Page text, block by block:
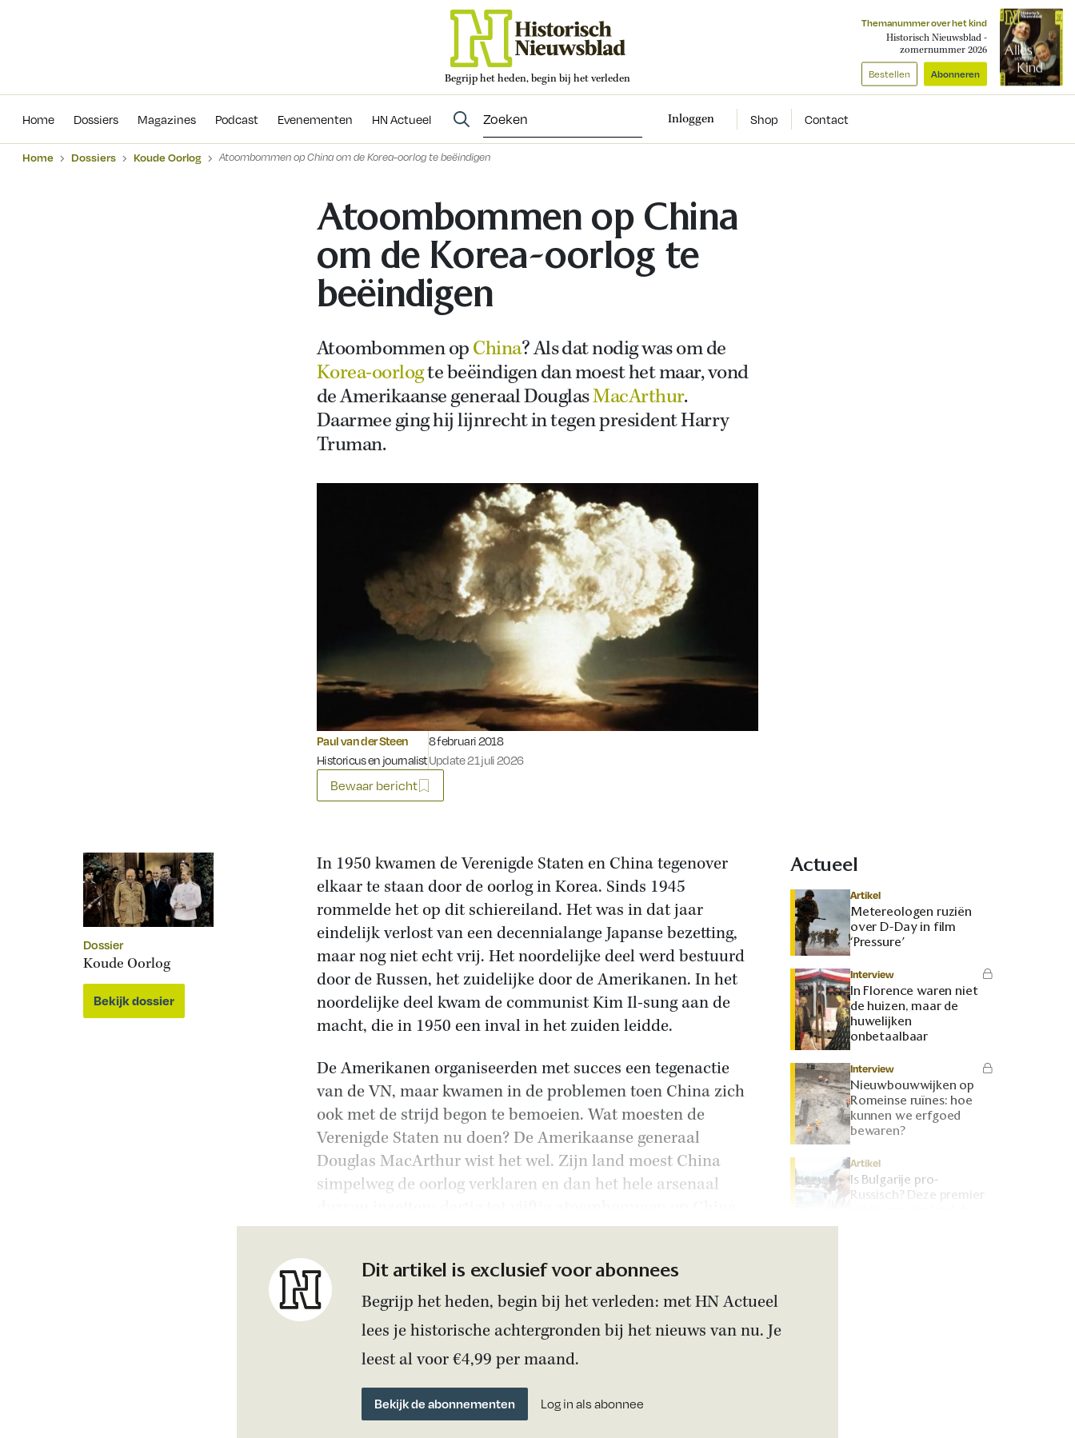
Begrijp het heden, begin bij het verleden
Themanummer over het kind
Historisch Nieuwsblad -
zomernummer 2026
Bestellen Abonneren
Home Dossiers Magazines Podcast Evenementen HN Actueel Inloggen Shop Contact
Evenementen
Home Dossiers Koude Oorlog Atoombommen op China om de Korea-oorlog te beëindigen
Atoombommen op China
om de Korea-oorlog te
beëindigen
Atoombommen opChina? Als dat nodig was om de
Korea-oorlogte beëindigen dan moest het maar, vond
de Amerikaanse generaal DouglasMacArthur.
Daarmee ging hij lijnrecht in tegen president Harry
Truman.
Paul van der Steen
Historicus en journalist
Gepubliceerd op:
8 februari 2018
Update 21 juli 2026
Bewaar bericht
Dossier
Koude Oorlog
Bekijk dossier
In 1950 kwamen de Verenigde Staten en China tegenover
elkaar te staan door de oorlog in Korea. Sinds 1945
rommelde het op dit schiereiland. Het was in dat jaar
eindelijk verlost van een decennialange Japanse bezetting,
maar nog niet echt vrij. Het noordelijke deel werd bestuurd
door de Russen, het zuidelijke door de Amerikanen. In het
noordelijke deel kwam de communist Kim Il-sung aan de
macht, die in 1950 een inval in het zuiden leidde.
De Amerikanen organiseerden met succes een tegenactie
van de VN, maar kwamen in de problemen toen China zich
ook met de strijd begon te bemoeien. Wat moesten de
Verenigde Staten nu doen? De Amerikaanse generaal
Douglas MacArthur wist het wel. Zijn land moest China
simpelweg de oorlog verklaren en dan het hele arsenaal
Dit artikel is exclusief voor abonnees
Begrijp het heden, begin bij het verleden: met HN Actueel
lees je historische achtergronden bij het nieuws van nu. Je
leest al voor €4,99 per maand.
Bekijk de abonnementen Log in als abonnee
Actueel
Artikel
Metereologen ruziën
over D-Day in film
‘Pressure’
Interview
In Florence waren niet
de huizen, maar de
huwelijken
onbetaalbaar
Interview
Nieuwbouwwijken op
Romeinse ruïnes: hoe
kunnen we erfgoed
bewaren?
Artikel
Is Bulgarije pro-
Russisch? Deze premier